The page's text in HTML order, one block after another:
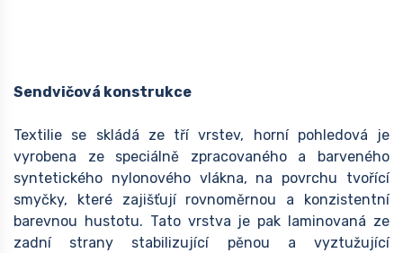
Sendvičová konstrukce
Textilie se skládá ze tří vrstev, horní pohledová je
vyrobena ze speciálně zpracovaného a barveného
syntetického nylonového vlákna, na povrchu tvořící
smyčky, které zajišťují rovnoměrnou a konzistentní
barevnou hustotu. Tato vrstva je pak laminovaná ze
zadní strany stabilizující pěnou a vyztužující